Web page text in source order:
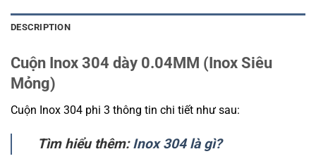
DESCRIPTION
Cuộn Inox 304 dày 0.04MM (Inox Siêu
Mỏng)
Cuộn Inox 304 phi 3 thông tin chi tiết như sau:
Tìm hiểu thêm:Inox 304 là gì?